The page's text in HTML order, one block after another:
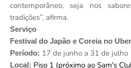
contemporâneo, seja nos
tradições”, afirma.
Serviço
Festival do Japão e Coreia no
Período: 17 de junho a 31 de julho
Local: Piso 1 (próximo ao Sam's